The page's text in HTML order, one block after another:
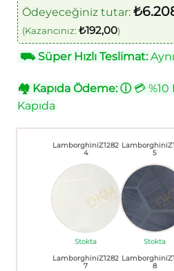
Ödeyeceğiniz tutar: ₺
(Kazancınız: ₺192,00)
⛟Süper Hızlı Teslimat:
🏘 Kapıda Ödeme: ⓘ💳 %10
Kapıda
LamborghiniZ1282
4
Stokta
5
Stokta
LamborghiniZ1282
7
8